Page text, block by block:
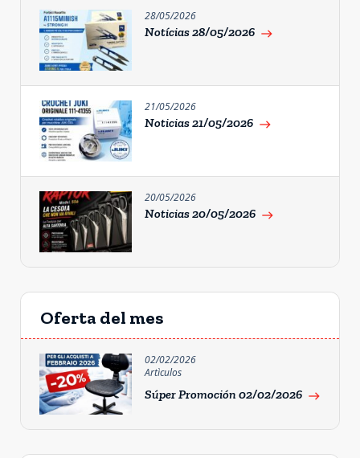
28/05/2026
Notícias 28/05/2026 east
21/05/2026
Noticias 21/05/2026 east
20/05/2026
Noticias 20/05/2026 east
Oferta del mes
02/02/2026
Artìculos
Súper Promoción 02/02/2026 east